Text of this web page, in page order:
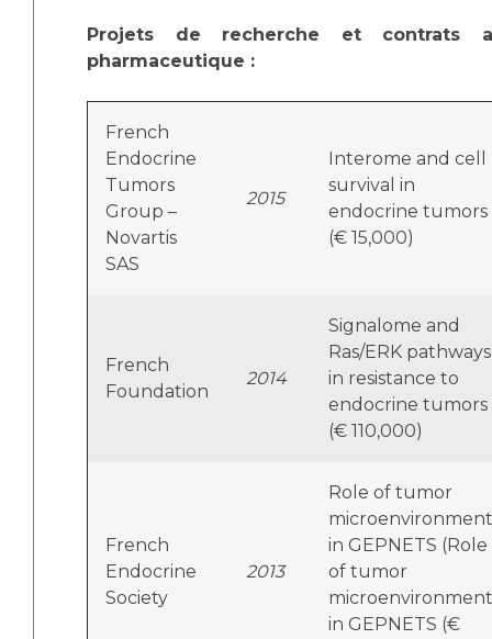
Projets de recherche et contrats
pharmaceutique :
French
Endocrine
Tumors
Group –
Novartis
SAS
2015
Interome and cell
survival in
endocrine tumors
(€ 15,000)
French
Foundation
2014
Signalome and
Ras/ERK pathways
in resistance to
endocrine tumors
(€ 110,000)
French
Endocrine
Society
2013
Role of tumor
microenvironment
in GEPNETS (Role
of tumor
microenvironment
in GEPNETS (€